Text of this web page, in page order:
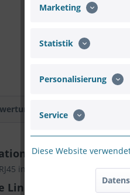
0
"HIKVISION
interface,1000M, EU plug
zu "HIKVISION
Marketing
Statistik
Personalisierung
Service
Diese Website